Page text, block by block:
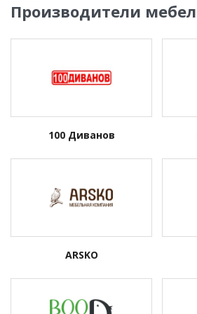
Производители
100 Диванов
ARSKO